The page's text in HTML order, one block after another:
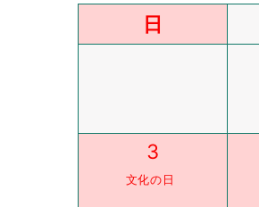
日
3
文化の日